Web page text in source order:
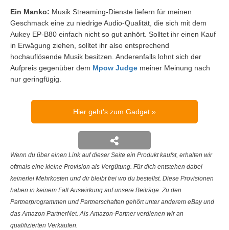
Ein Manko: Musik Streaming-Dienste liefern für meinen
Geschmack eine zu niedrige Audio-Qualität, die sich mit dem
Aukey EP-B80 einfach nicht so gut anhört. Solltet ihr einen Kauf
in Erwägung ziehen, solltet ihr also entsprechend
hochauflösende Musik besitzen. Anderenfalls lohnt sich der
Aufpreis gegenüber dem Mpow Judge meiner Meinung nach
nur geringfügig.
Hier geht's zum Gadget
Wenn du über einen Link auf dieser Seite ein Produkt kaufst, erhalten wir
oftmals eine kleine Provision als Vergütung. Für dich entstehen dabei
keinerlei Mehrkosten und dir bleibt frei wo du bestellst. Diese Provisionen
haben in keinem Fall Auswirkung auf unsere Beiträge. Zu den
Partnerprogrammen und Partnerschaften gehört unter anderem eBay und
das Amazon PartnerNet. Als Amazon-Partner verdienen wir an
qualifizierten Verkäufen.